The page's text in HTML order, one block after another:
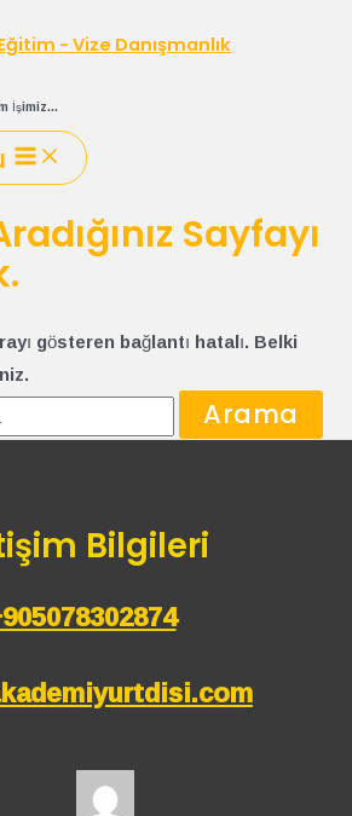
- Vize Danışmanlık
İşimiz...
Sayfayı
gösteren bağlantı hatalı. Belki
Bilgileri